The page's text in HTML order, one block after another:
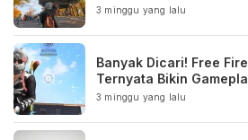
3 minggu yang lalu
Banyak Dicari! Free
Ternyata Bikin
3 minggu yang lalu